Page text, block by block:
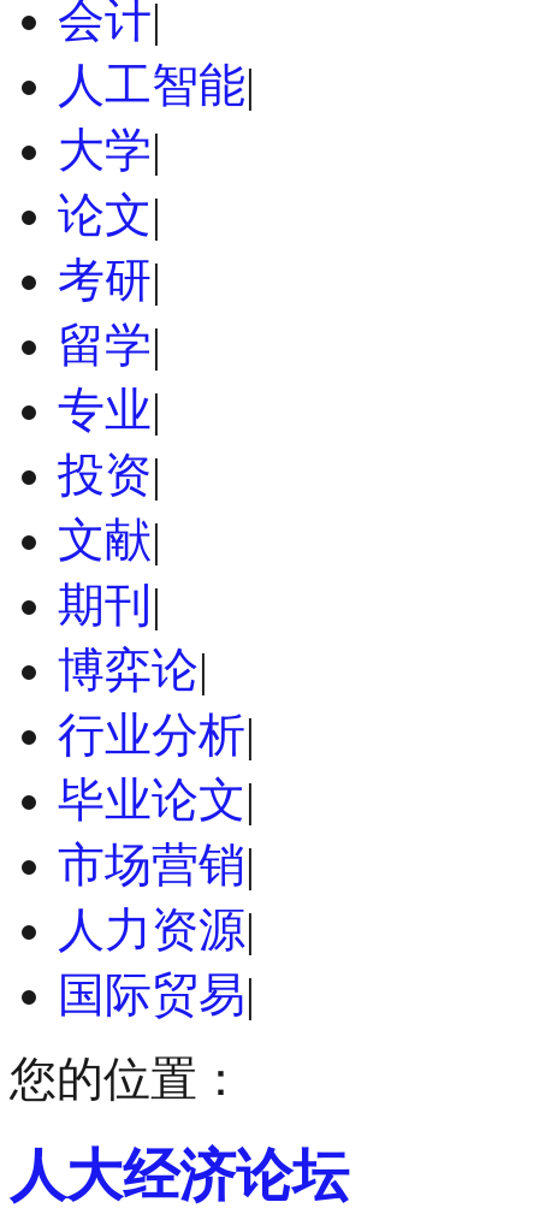
会计|
人工智能|
大学|
论文|
考研|
留学|
专业|
投资|
文献|
期刊 |
博弈论|
行业分析|
毕业论文|
市场营销|
人力资源|
国际贸易|
您的位置：
人大经济论坛